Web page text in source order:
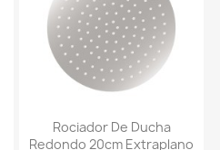
Rociador De Ducha
Redondo 20cm Extraplano